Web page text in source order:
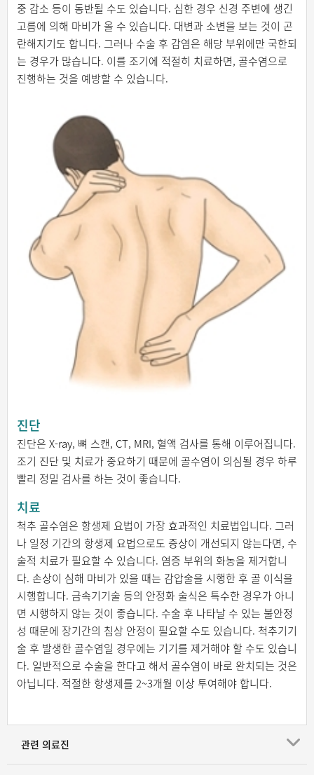
중 감소 등이 동반될 수도 있습니다. 심한 경우 신경 주변에 생긴
고름에 의해 마비가 올 수 있습니다. 대변과 소변을 보는 것이 곤
란해지기도 합니다. 그러나 수술 후 감염은 해당 부위에만 국한되
는 경우가 많습니다. 이를 조기에 적절히 치료하면, 골수염으로
진행하는 것을 예방할 수 있습니다.
진단
진단은 X-ray, 뼈 스캔, CT, MRI, 혈액 검사를 통해 이루어집니다.
조기 진단 및 치료가 중요하기 때문에 골수염이 의심될 경우 하루
빨리 정밀 검사를 하는 것이 좋습니다.
치료
척추 골수염은 항생제 요법이 가장 효과적인 치료법입니다. 그러
나 일정 기간의 항생제 요법으로도 증상이 개선되지 않는다면, 수
술적 치료가 필요할 수 있습니다. 염증 부위의 화농을 제거합니
다. 손상이 심해 마비가 있을 때는 감압술을 시행한 후 골 이식을
시행합니다. 금속기기술 등의 안정화 술식은 특수한 경우가 아니
면 시행하지 않는 것이 좋습니다. 수술 후 나타날 수 있는 불안정
성 때문에 장기간의 침상 안정이 필요할 수도 있습니다. 척추기기
술 후 발생한 골수염일 경우에는 기기를 제거해야 할 수도 있습니
다. 일반적으로 수술을 한다고 해서 골수염이 바로 완치되는 것은
아닙니다. 적절한 항생제를 2~3개월 이상 투여해야 합니다.
관련 의료진